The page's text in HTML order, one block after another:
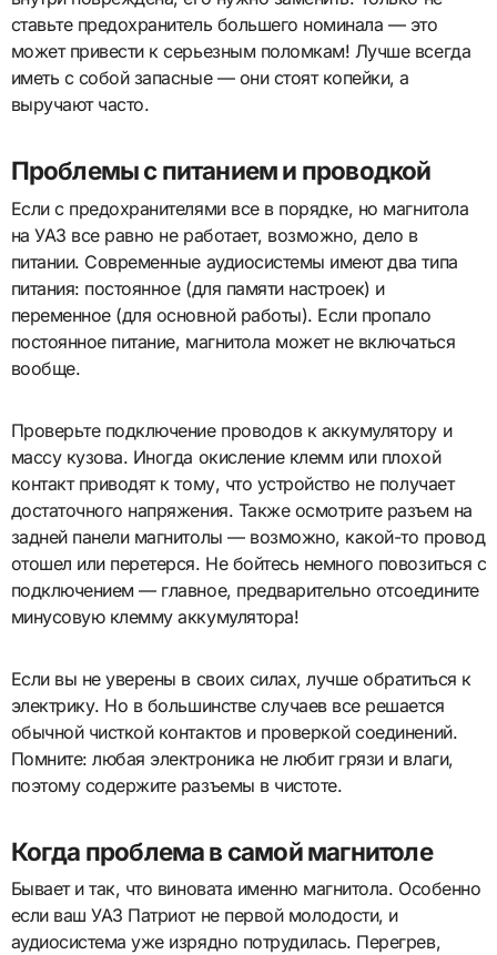
ставьте предохранитель большего номинала — это
может привести к серьезным поломкам! Лучше всегда
иметь с собой запасные — они стоят копейки, а
выручают часто.
Проблемы с питанием и проводкой
Если с предохранителями все в порядке, но магнитола
на УАЗ все равно не работает, возможно, дело в
питании. Современные аудиосистемы имеют два типа
питания: постоянное (для памяти настроек) и
переменное (для основной работы). Если пропало
постоянное питание, магнитола может не включаться
вообще.
Проверьте подключение проводов к аккумулятору и
массу кузова. Иногда окисление клемм или плохой
контакт приводят к тому, что устройство не получает
достаточного напряжения. Также осмотрите разъем на
задней панели магнитолы — возможно, какой-то провод
отошел или перетерся. Не бойтесь немного повозиться с
подключением — главное, предварительно отсоедините
минусовую клемму аккумулятора!
Если вы не уверены в своих силах, лучше обратиться к
электрику. Но в большинстве случаев все решается
обычной чисткой контактов и проверкой соединений.
Помните: любая электроника не любит грязи и влаги,
поэтому содержите разъемы в чистоте.
Когда проблема в самой магнитоле
Бывает и так, что виновата именно магнитола. Особенно
если ваш УАЗ Патриот не первой молодости, и
аудиосистема уже изрядно потрудилась. Перегрев,